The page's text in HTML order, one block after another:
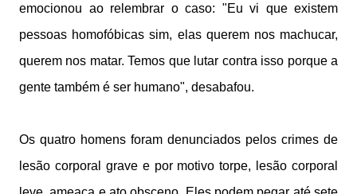
emocionou ao relembrar o caso: "Eu vi que existem
pessoas homofóbicas sim, elas querem nos machucar,
querem nos matar. Temos que lutar contra isso porque a
gente também é ser humano", desabafou.
Os quatro homens foram denunciados pelos crimes de
lesão corporal grave e por motivo torpe, lesão corporal